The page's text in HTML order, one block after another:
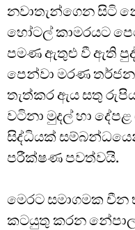
නවාතැන්ගෙන සිටි
හෝටල් කාමරයට
පමණ ඇතුළු වී ඇති
පෙන්වා මරණ
තැත්කර ඇය සතු
වටිනා මුදල් හා
සිද්ධියක්
පරීක්ෂණ පවත්වයි.
මෙරට සමාගමක චීන
කටයුතු කරන